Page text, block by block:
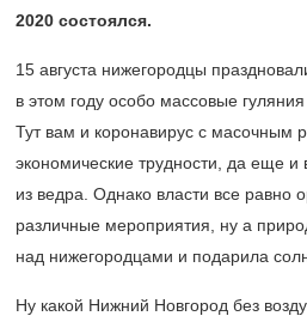
2020 состоялся.
15 августа нижегородцы
в этом году особо массовые
Тут вам и коронавирус с масочным
экономические трудности, да еще
из ведра. Однако власти все равно
различные мероприятия, ну а
над нижегородцами и подарила
Ну какой Нижний Новгород без